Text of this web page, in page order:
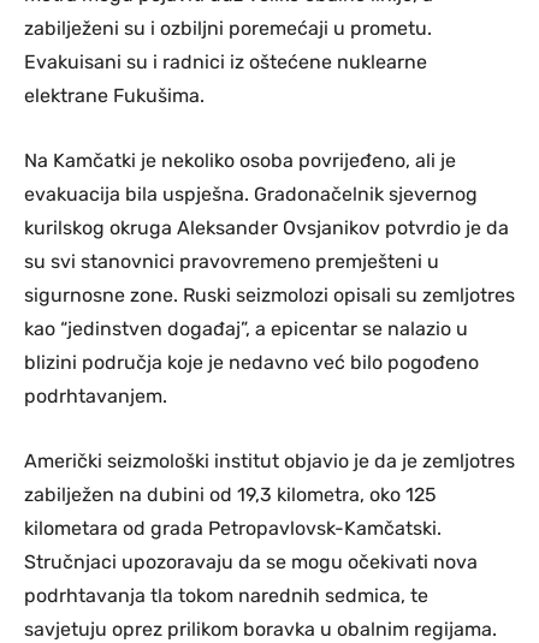
zabilježeni su i ozbiljni poremećaji u prometu.
Evakuisani su i radnici iz oštećene nuklearne
elektrane Fukušima.
Na Kamčatki je nekoliko osoba povrijeđeno, ali je
evakuacija bila uspješna. Gradonačelnik sjevernog
kurilskog okruga Aleksander Ovsjanikov potvrdio je da
su svi stanovnici pravovremeno premješteni u
sigurnosne zone. Ruski seizmolozi opisali su zemljotres
kao “jedinstven događaj”, a epicentar se nalazio u
blizini područja koje je nedavno već bilo pogođeno
podrhtavanjem.
Američki seizmološki institut objavio je da je zemljotres
zabilježen na dubini od 19,3 kilometra, oko 125
kilometara od grada Petropavlovsk-Kamčatski.
Stručnjaci upozoravaju da se mogu očekivati nova
podrhtavanja tla tokom narednih sedmica, te
savjetuju oprez prilikom boravka u obalnim regijama.